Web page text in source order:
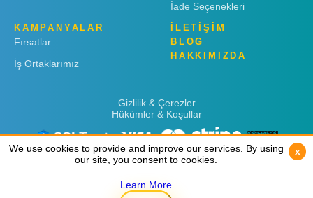
İade Seçenekleri
KAMPANYALAR
Fırsatlar
İş Ortaklarımız
İLETİŞİM
BLOG
HAKKIMIZDA
Gizlilik & Çerezler
Hükümler & Koşullar
We use cookies to provide and improve our services. By using
our site, you consent to cookies.
Learn More
x
We use cookies to provide and improve our services. By using
our site, you consent to cookies.
Learn More
x